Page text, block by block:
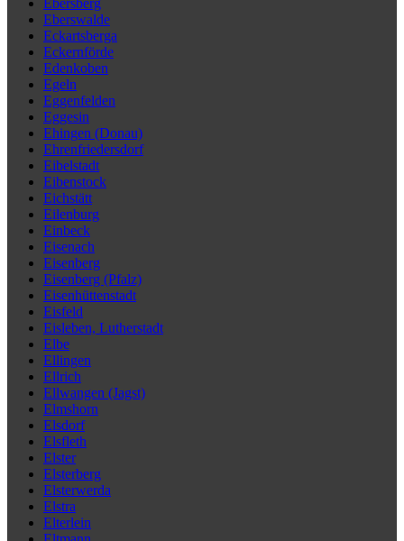
Ebersberg
Eberswalde
Eckartsberga
Eckernförde
Edenkoben
Egeln
Eggenfelden
Eggesin
Ehingen (Donau)
Ehrenfriedersdorf
Eibelstadt
Eibenstock
Eichstätt
Eilenburg
Einbeck
Eisenach
Eisenberg
Eisenberg (Pfalz)
Eisenhüttenstadt
Eisfeld
Eisleben, Lutherstadt
Elbe
Ellingen
Ellrich
Ellwangen (Jagst)
Elmshorn
Elsdorf
Elsfleth
Elster
Elsterberg
Elsterwerda
Elstra
Elterlein